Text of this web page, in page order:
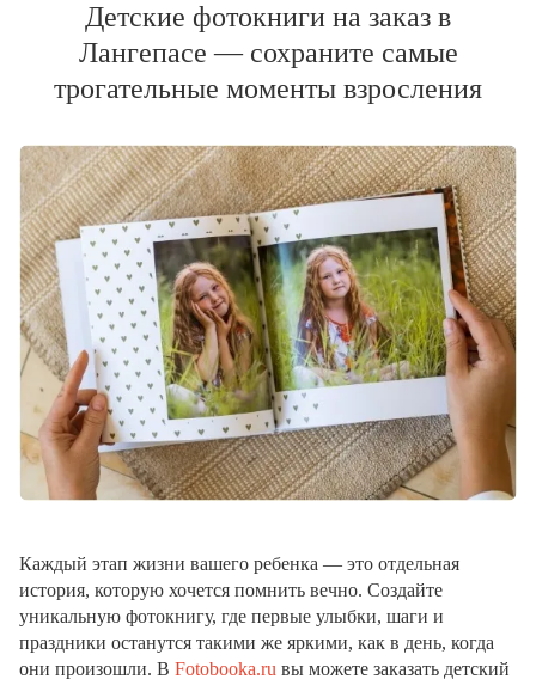
Детские фотокниги на заказ в
Лангепасе — сохраните самые
трогательные моменты взросления
Каждый этап жизни вашего ребенка — это отдельная
история, которую хочется помнить вечно. Создайте
уникальную фотокнигу, где первые улыбки, шаги и
праздники останутся такими же яркими, как в день, когда
они произошли. В Fotobooka.ru вы можете заказать детский